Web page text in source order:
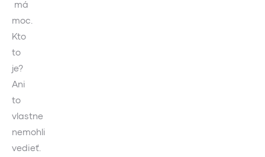
má
moc.
Kto
to
je?
Ani
to
vlastne
nemohli
vedieť.